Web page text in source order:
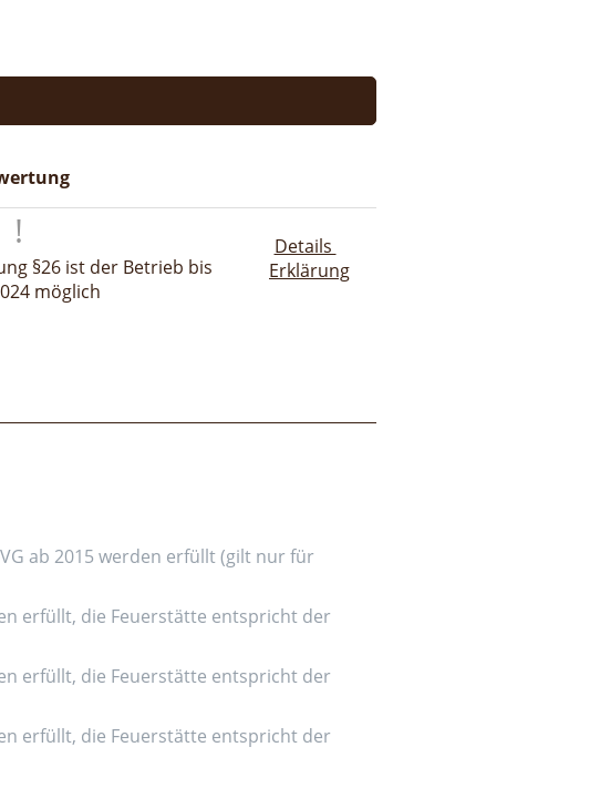
§26 ist der Betrieb bis
möglich
Details
Erklärung
ab 2015 werden erfüllt (gilt nur für
erfüllt, die Feuerstätte entspricht der
erfüllt, die Feuerstätte entspricht der
erfüllt, die Feuerstätte entspricht der